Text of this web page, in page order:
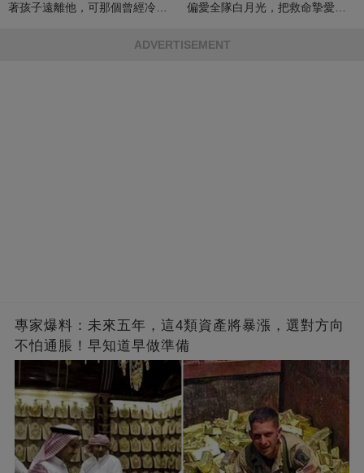
著孩子遠離他，可那個曾經冷漠
偏愛全隊白月光，把救命摯愛當
ADVERTISEMENT
專家爆料：未來五年，這4類資產將暴漲，選對方向
不怕通脹！早知道早做準備